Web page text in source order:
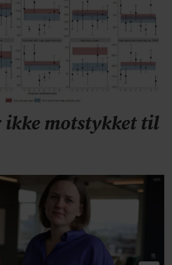
motstykket til